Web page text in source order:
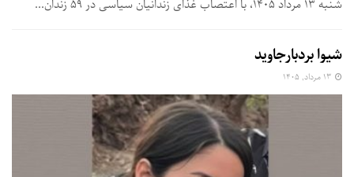
شنبه ۱۳ مرداد ۱۴۰۵، با اعتصاب غذای زندانیان سیاسی در ۵۹ زندان...
شیوا بردبارجاوید